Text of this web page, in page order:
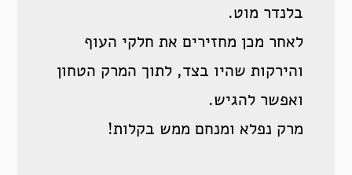
בלנדר מוט.
לאחר מכן מחזירים את חלקי העוף
והירקות שהיו בצד, לתוך המרק הטחון
ואפשר להגיש.
מרק נפלא ומנחם ממש בקלות!